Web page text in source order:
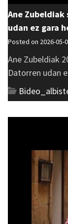
Ane Zubeldiak
udan ez gara
Posted on 2026-05-
Ane Zubeldiak
Datorren udan